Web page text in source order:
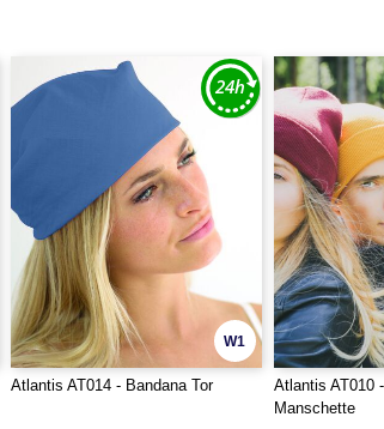
W1
Atlantis AT014 - Bandana Tor
Atlantis AT010
Manschette